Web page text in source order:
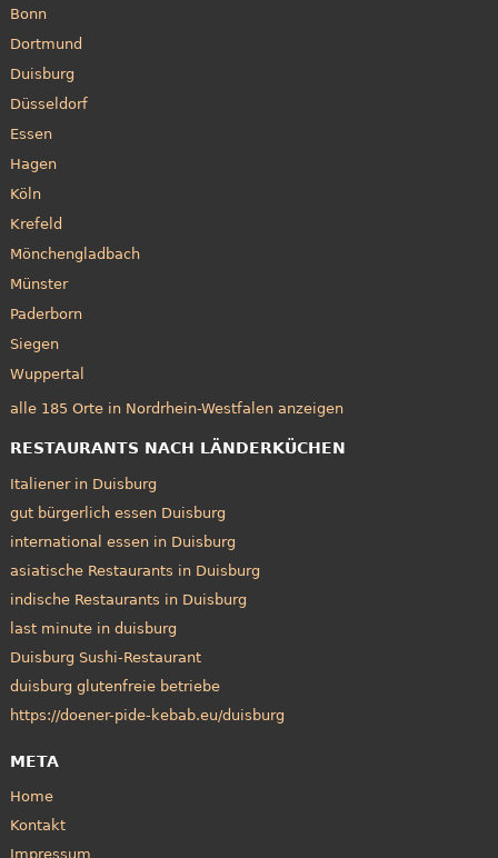
Bonn
Dortmund
Duisburg
Düsseldorf
Essen
Hagen
Köln
Krefeld
Mönchengladbach
Münster
Paderborn
Siegen
Wuppertal
alle 185 Orte in Nordrhein-Westfalen anzeigen
RESTAURANTS NACH LÄNDERKÜCHEN
Italiener in Duisburg
gut bürgerlich essen Duisburg
international essen in Duisburg
asiatische Restaurants in Duisburg
indische Restaurants in Duisburg
last minute in duisburg
Duisburg Sushi-Restaurant
duisburg glutenfreie betriebe
https://doener-pide-kebab.eu/duisburg
META
Home
Kontakt
Impressum